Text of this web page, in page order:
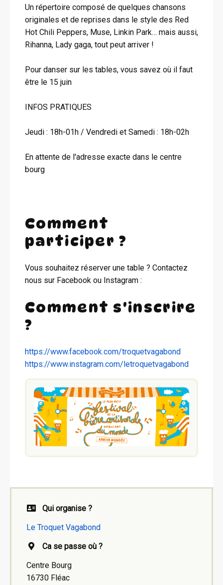
Un répertoire composé de quelques chansons
originales et de reprises dans le style des Red
Hot Chili Peppers, Muse, Linkin Park… mais aussi,
Rihanna, Lady gaga, tout peut arriver !
Pour danser sur les tables, vous savez où il faut
être le 15 juin
INFOS PRATIQUES
Jeudi : 18h-01h / Vendredi et Samedi : 18h-02h
En attente de l'adresse exacte dans le centre
bourg
Comment
participer ?
Vous souhaitez réserver une table ? Contactez
nous sur Facebook ou Instagram :
Comment s'inscrire
?
https://www.facebook.com/troquetvagabond
https://www.instagram.com/letroquetvagabond
Qui organise ?
Le Troquet Vagabond
Ca se passe où ?
Centre Bourg
16730 Fléac